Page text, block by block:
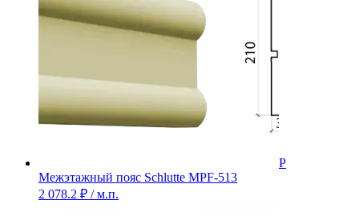
Межэтажный пояс Schlutte MPF-513
2 078.2 ₽ / м.п.